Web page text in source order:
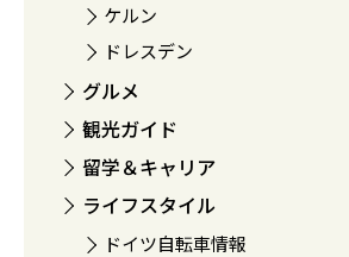
ケルン
ドレスデン
グルメ
観光ガイド
留学＆キャリア
ライフスタイル
ドイツ自転車情報